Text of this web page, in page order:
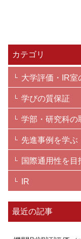
カテゴリ
大学評価・IR室
学びの質保証
学部・研究科の
先進事例を学ぶ
国際通用性を目
IR
最近の記事